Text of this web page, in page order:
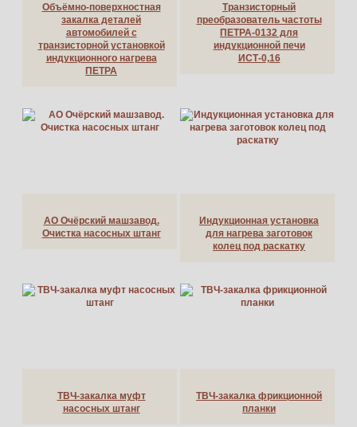
Объёмно-поверхностная
закалка деталей
автомобилей с
транзисторной установкой
индукционного нагрева
ПЕТРА
Транзисторный
преобразователь частоты
ПЕТРА-0132 для
индукционной печи
ИСТ-0,16
АО Очёрский машзавод.
Очистка насосных штанг
Индукционная установка
для нагрева заготовок
колец под раскатку
ТВЧ-закалка муфт
насосных штанг
ТВЧ-закалка фрикционной
планки